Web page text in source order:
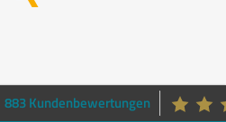
883 Kundenbewertungen